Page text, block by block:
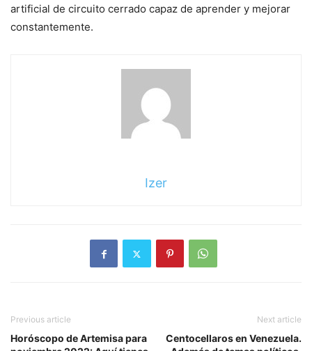
artificial de circuito cerrado capaz de aprender y mejorar
constantemente.
Izer
Previous article
Horóscopo de Artemisa para
Next article
Centocellaros en Venezuela.